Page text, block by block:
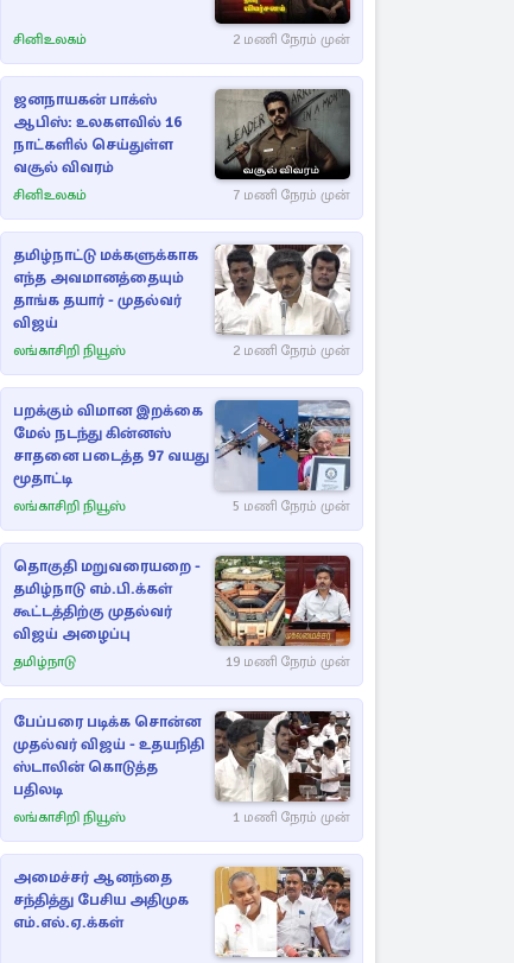
சினிஉலகம் 2 மணி நேரம் முன்
ஜனநாயகன் பாக்ஸ்
ஆபிஸ்: உலகளவில் 16
நாட்களில் செய்துள்ள
வசூல் விவரம்
சினிஉலகம் 7 மணி நேரம் முன்
தமிழ்நாட்டு மக்களுக்காக
எந்த அவமானத்தையும்
தாங்க தயார் - முதல்வர்
விஜய்
லங்காசிறி நியூஸ் 2 மணி நேரம் முன்
பறக்கும் விமான இறக்கை
மேல் நடந்து கின்னஸ்
சாதனை படைத்த 97 வயது
மூதாட்டி
லங்காசிறி நியூஸ் 5 மணி நேரம் முன்
தொகுதி மறுவரையறை -
தமிழ்நாடு எம்.பி.க்கள்
கூட்டத்திற்கு முதல்வர்
விஜய் அழைப்பு
தமிழ்நாடு 19 மணி நேரம் முன்
பேப்பரை படிக்க சொன்ன
முதல்வர் விஜய் - உதயநிதி
ஸ்டாலின் கொடுத்த
பதிலடி
லங்காசிறி நியூஸ் 1 மணி நேரம் முன்
அமைச்சர் ஆனந்தை
சந்தித்து பேசிய அதிமுக
எம்.எல்.ஏ.க்கள்